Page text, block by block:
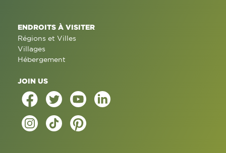
ENDROITS À VISITER
Régions et Villes
Villages
Hébergement
JOIN US